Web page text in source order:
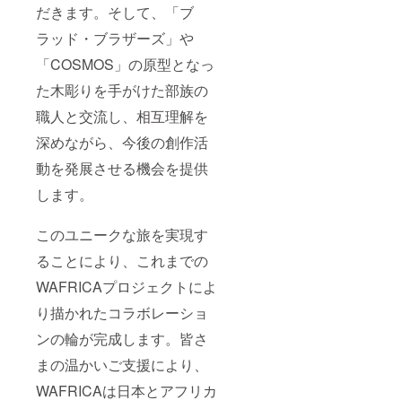
だきます。そして、「ブ
ラッド・ブラザーズ」や
「COSMOS」の原型となっ
た木彫りを手がけた部族の
職人と交流し、相互理解を
深めながら、今後の創作活
動を発展させる機会を提供
します。
このユニークな旅を実現す
ることにより、これまでの
WAFRICAプロジェクトによ
り描かれたコラボレーショ
ンの輪が完成します。皆さ
まの温かいご支援により、
WAFRICAは日本とアフリカ